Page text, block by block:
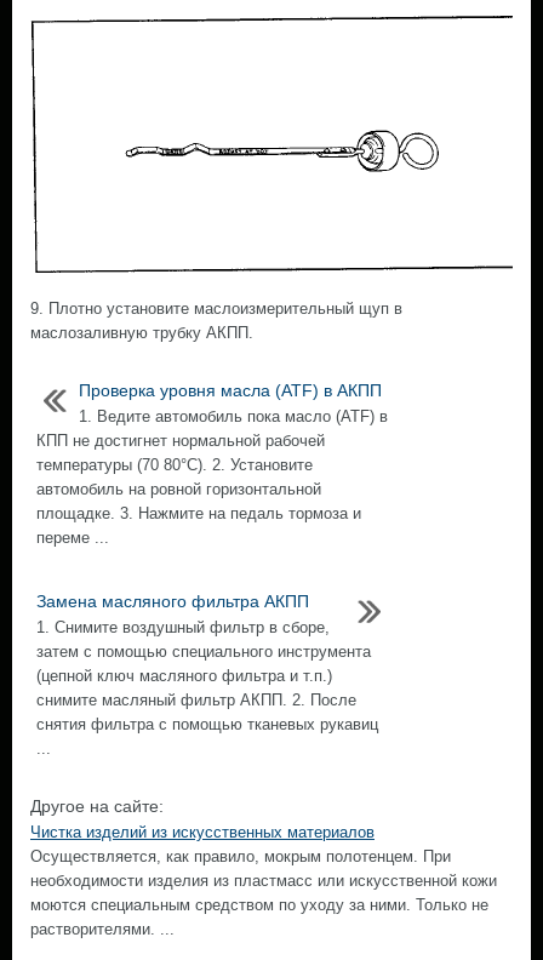
9. Плотно установите маслоизмерительный щуп в
маслозаливную трубку АКПП.
Проверка уровня масла (ATF) в АКПП
1. Ведите автомобиль пока масло (ATF) в
КПП не достигнет нормальной рабочей
температуры (70 80°С). 2. Установите
автомобиль на ровной горизонтальной
площадке. 3. Нажмите на педаль тормоза и
переме ...
Замена масляного фильтра АКПП
1. Снимите воздушный фильтр в сборе,
затем с помощью специального инструмента
(цепной ключ масляного фильтра и т.п.)
снимите масляный фильтр АКПП. 2. После
снятия фильтра с помощью тканевых рукавиц
...
Другое на сайте:
Чистка изделий из искусственных материалов
Осуществляется, как правило, мокрым полотенцем. При
необходимости изделия из пластмасс или искусственной кожи
моются специальным средством по уходу за ними. Только не
растворителями. ...